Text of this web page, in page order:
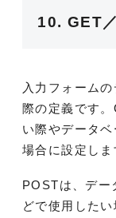
10. GET
入力フォーム
際の定義です
い際やデータ
場合に設定しま
POSTは、デー
どで使用した